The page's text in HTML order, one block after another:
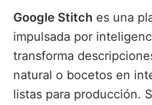
Google Stitch es una
impulsada por
transforma
natural o bocetos en
listas para producción.